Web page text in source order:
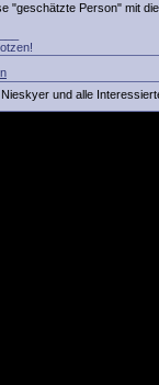
"geschätzte Person" mit
und alle